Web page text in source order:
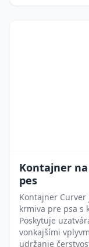
Kontajner
pes
Kontajner
krmiva pre psa s
Poskytuje
vonkajšími
udržanie